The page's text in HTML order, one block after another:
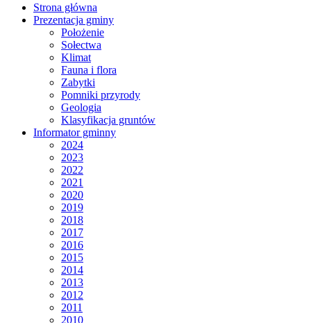
Strona główna
Prezentacja gminy
Położenie
Sołectwa
Klimat
Fauna i flora
Zabytki
Pomniki przyrody
Geologia
Klasyfikacja gruntów
Informator gminny
2024
2023
2022
2021
2020
2019
2018
2017
2016
2015
2014
2013
2012
2011
2010